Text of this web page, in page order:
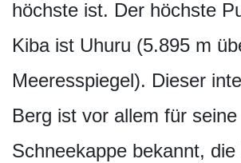
höchste ist. Der höchste
Kiba ist Uhuru (5.895 m
Meeresspiegel). Dieser
Berg ist vor allem für seine
Schneekappe bekannt,